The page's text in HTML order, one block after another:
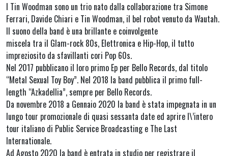
I Tin Woodman sono un trio nato dalla collaborazione tra Simone
Ferrari, Davide Chiari e Tin Woodman, il bel robot venuto da Wautah.
Il suono della band è una brillante e coinvolgente
miscela tra il Glam-rock 80s, Elettronica e Hip-Hop, il tutto
impreziosito da sfavillanti cori Pop 60s.
Nel 2017 pubblicano il loro primo Ep per Bello Records, dal titolo
“Metal Sexual Toy Boy”. Nel 2018 la band pubblica il primo full-
length “Azkadellia”, sempre per Bello Records.
Da novembre 2018 a Gennaio 2020 la band è stata impegnata in un
lungo tour promozionale di quasi sessanta date ed aprire l\’intero
tour italiano di Public Service Broadcasting e The Last
Internationale.
Ad Agosto 2020 la band è entrata in studio per registrare il